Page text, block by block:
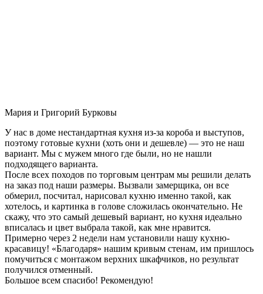
Мария и Григорий Бурковы
У нас в доме нестандартная кухня из-за короба и выступов,
поэтому готовые кухни (хоть они и дешевле) — это не наш
вариант. Мы с мужем много где были, но не нашли
подходящего варианта.
После всех походов по торговым центрам мы решили делать
на заказ под наши размеры. Вызвали замерщика, он все
обмерил, посчитал, нарисовал кухню именно такой, как
хотелось, и картинка в голове сложилась окончательно. Не
скажу, что это самый дешевый вариант, но кухня идеально
вписалась и цвет выбрала такой, как мне нравится.
Примерно через 2 недели нам установили нашу кухню-
красавицу! «Благодаря» нашим кривым стенам, им пришлось
помучиться с монтажом верхних шкафчиков, но результат
получился отменный.
Большое всем спасибо! Рекомендую!